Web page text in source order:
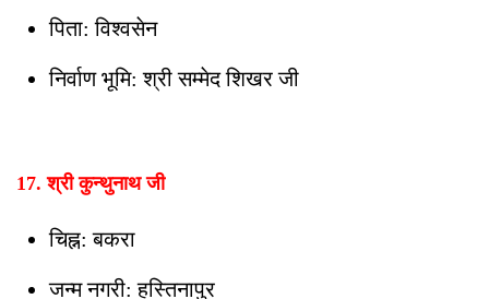
पिता: विश्वसेन
निर्वाण भूमि: श्री सम्मेद शिखर जी
17. श्री कुन्थुनाथ जी
चिह्न: बकरा
जन्म नगरी: हस्तिनापुर